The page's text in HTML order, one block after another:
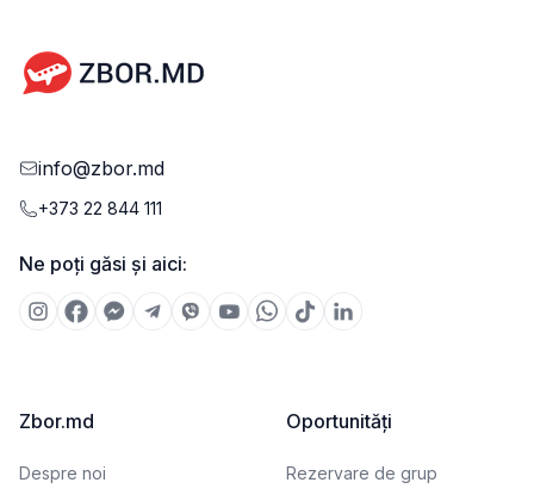
info@zbor.md
+373 22 844 111
Ne poți găsi și aici:
Zbor.md
Despre noi
Oportunități
Rezervare de grup